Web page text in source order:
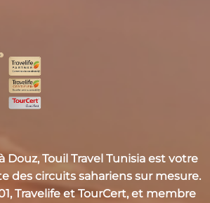
Douz, Touil Travel Tunisia est votre
des circuits sahariens sur mesure.
Travelife et TourCert, et membre